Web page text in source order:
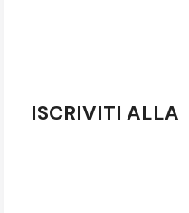
ISCRIVITI ALLA